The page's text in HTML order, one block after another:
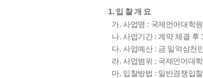
1. 입 찰 개 요
가. 사업명 : 국제언어대학
나. 사업기간 : 계약 체결
다. 사업예산 : 금 일억삼천
라. 사업범위 : 국제언어대
마. 입찰방법 : 일반경쟁입